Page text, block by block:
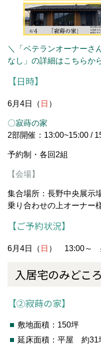
＼「ベテランオーナーさ
なし」の詳細はこちらか
【日時】
6月4日（ 日 ）
〇寂蒔の家
2部開催：13:00~15:00 /
予約制・各回2組
【会場】
集合場所：長野中央展示
乗り合わせの上オーナー
【ご予約状況】
6月4日（ 日 ） 13:00～
入居宅のみどころ
【②寂蒔の家】
敷地面積：150坪
延床面積：平屋 約31